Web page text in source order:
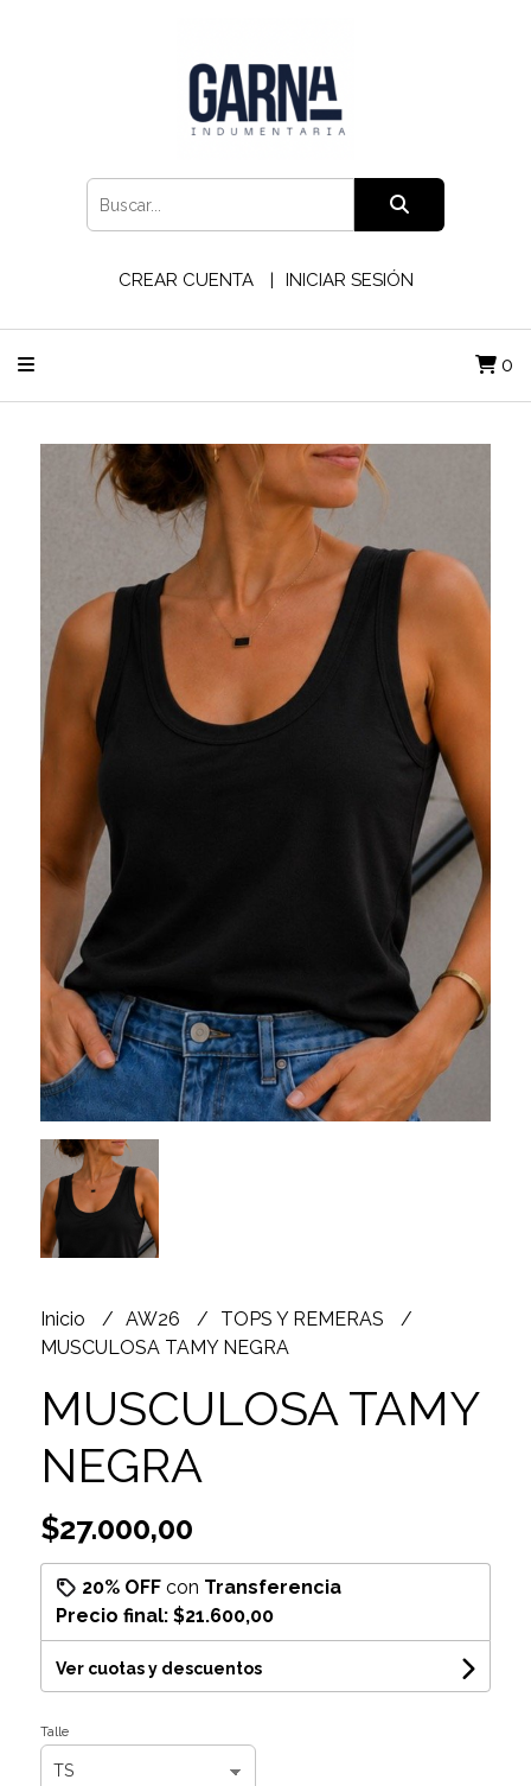
CREAR CUENTA INICIAR SESIÓN
0
Inicio AW26
TOPS Y REMERAS
MUSCULOSA TAMY NEGRA
MUSCULOSA TAMY
NEGRA
$27.000,00
20% OFFcon Transferencia
Precio final: $21.600,00
Ver cuotas y descuentos
Talle